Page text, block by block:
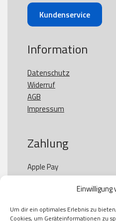
Um dir ein optimales Erlebnis zu
Cookies, um Geräteinformationen zu
Kundenservice
Information
Datenschutz
Widerruf
AGB
Impressum
Zahlung
Apple Pay
Paypal
Kauf auf Rechung